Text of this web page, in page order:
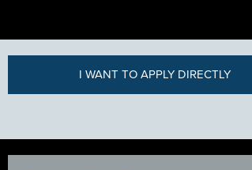
I WANT TO APPLY DIRECTLY